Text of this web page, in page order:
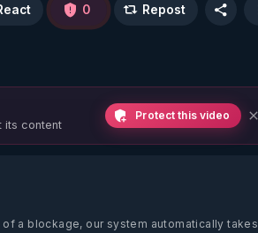
0 Repost
its content
Protect this video
of a blockage, our system automatically takes